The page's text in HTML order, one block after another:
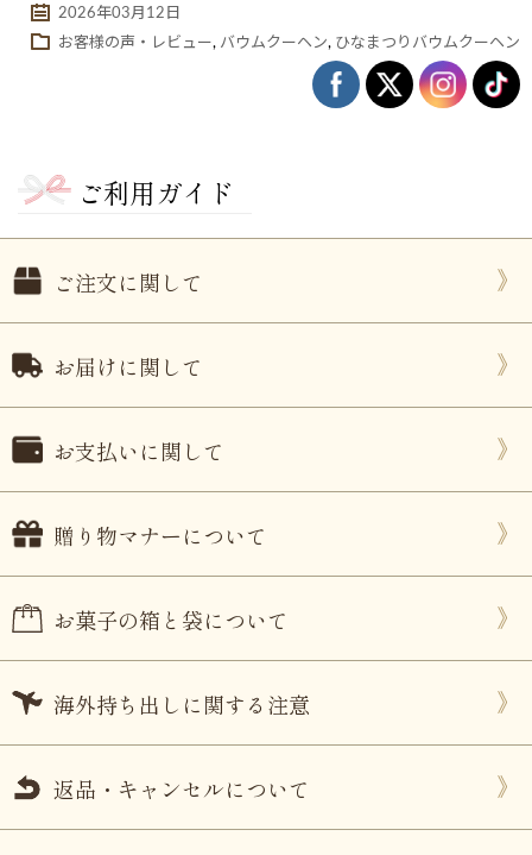
？
フト5選
失敗し
2026年03月12日
お客様の声・レビュー, バウムクーヘン, ひなまつりバウムクーヘン
ご利用ガイド
ご注文に関して
お届けに関して
お支払いに関して
贈り物マナーについて
お菓子の箱と袋について
海外持ち出しに関する注意
返品・キャンセルについて